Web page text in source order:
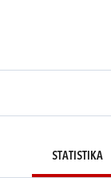
STATISTIKA